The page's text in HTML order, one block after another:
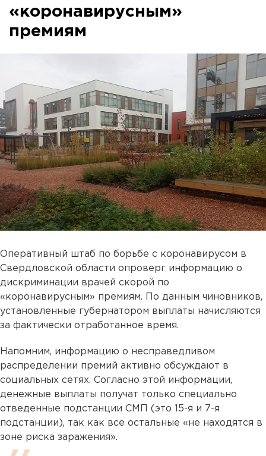
«коронавирусным»
премиям
Оперативный штаб по борьбе с коронавирусом в
Свердловской области опроверг информацию о
дискриминации врачей скорой по
«коронавирусным» премиям. По данным чиновников,
установленные губернатором выплаты начисляются
за фактически отработанное время.
Напомним, информацию о несправедливом
распределении премий активно обсуждают в
социальных сетях. Согласно этой информации,
денежные выплаты получат только специально
отведенные подстанции СМП (это 15-я и 7-я
подстанции), так как все остальные «не находятся в
зоне риска заражения».